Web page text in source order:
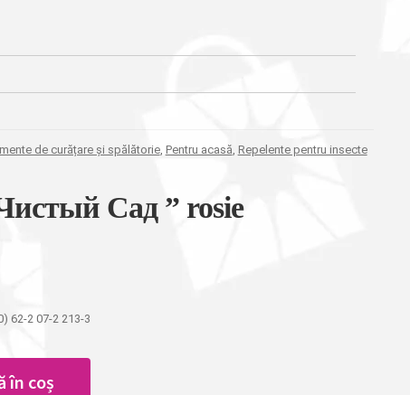
de curățare și spălătorie, Pentru acasă, Repelente pentru insecte
Сад ” rosie
62-2 07-2 213-3
în coș